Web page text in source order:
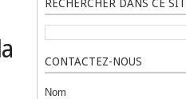
RECHERCHER DANS CE
CONTACTEZ-NOUS
Nom